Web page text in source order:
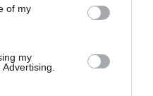
of my
my
interna
europea
giudice nazionale.